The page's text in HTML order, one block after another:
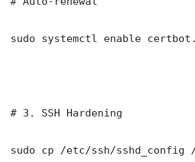
sudo systemctl enable
# 3. SSH Hardening
sudo cp /etc/ssh/sshd_config